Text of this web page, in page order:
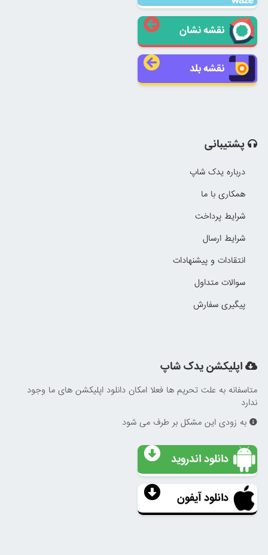
نقشه نشان
نقشه بلد
پشتیبانی
درباره یدک شاپ
همکاری با ما
شرایط پرداخت
شرایط ارسال
انتقادات و پیشنهادات
سوالات متداول
پیگیری سفارش
اپلیکشن یدک شاپ
متاسفانه به علت تحریم ها فعلا امکان دانلود اپلیکشن های ما وجود
ندارد
به زودی این مشکل بر طرف می شود
دانلود اندروید
دانلود آیفون